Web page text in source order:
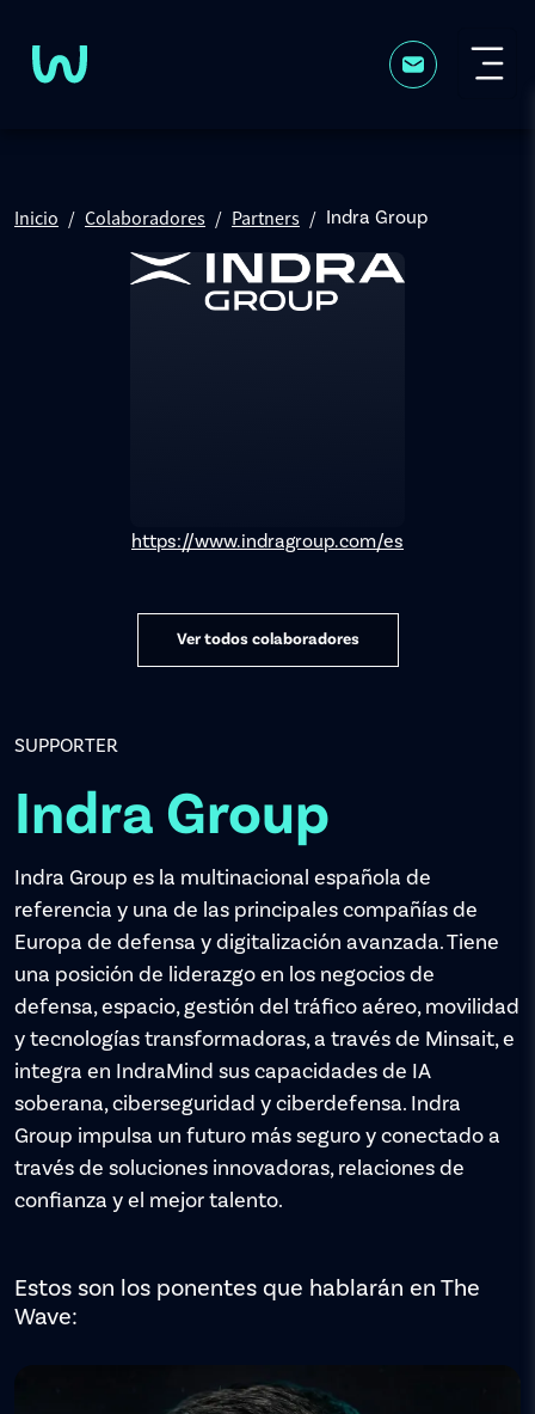
Inicio Colaboradores Partners Indra Group
https://www.indragroup.com/es
Ver todos colaboradores
SUPPORTER
Indra Group
Indra Group es la multinacional española de
referencia y una de las principales compañías de
Europa de defensa y digitalización avanzada. Tiene
una posición de liderazgo en los negocios de
defensa, espacio, gestión del tráfico aéreo, movilidad
y tecnologías transformadoras, a través de Minsait, e
integra en IndraMind sus capacidades de IA
soberana, ciberseguridad y ciberdefensa. Indra
Group impulsa un futuro más seguro y conectado a
través de soluciones innovadoras, relaciones de
confianza y el mejor talento.
Estos son los ponentes que hablarán en The
Wave: